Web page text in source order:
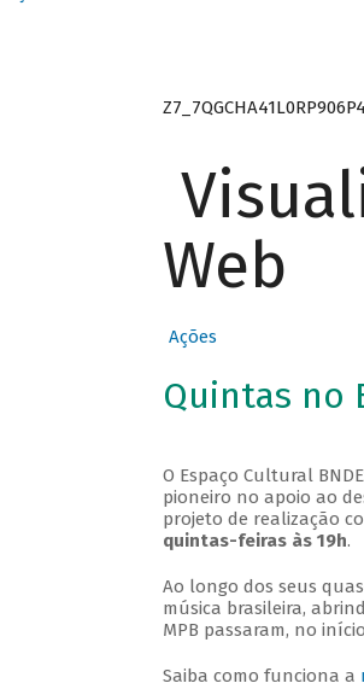
Web
Ações
Quintas no
O Espaço Cultural
pioneiro no apoio ao
projeto de realização
quintas-feiras às 19h.
Ao longo dos seus
música brasileira,
MPB passaram, no
Saiba como funciona a